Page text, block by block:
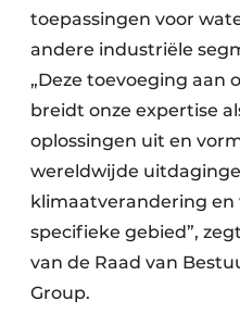
toepassingen voor
andere industriële
„Deze toevoeging aan
breidt onze expertise
oplossingen uit en
wereldwijde
klimaatverandering
specifieke gebied”,
van de Raad van
Group.